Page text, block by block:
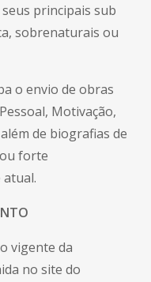
principais sub
sobrenaturais ou
o envio de obras
Motivação,
de biografias de
forte
vigente da
no site do